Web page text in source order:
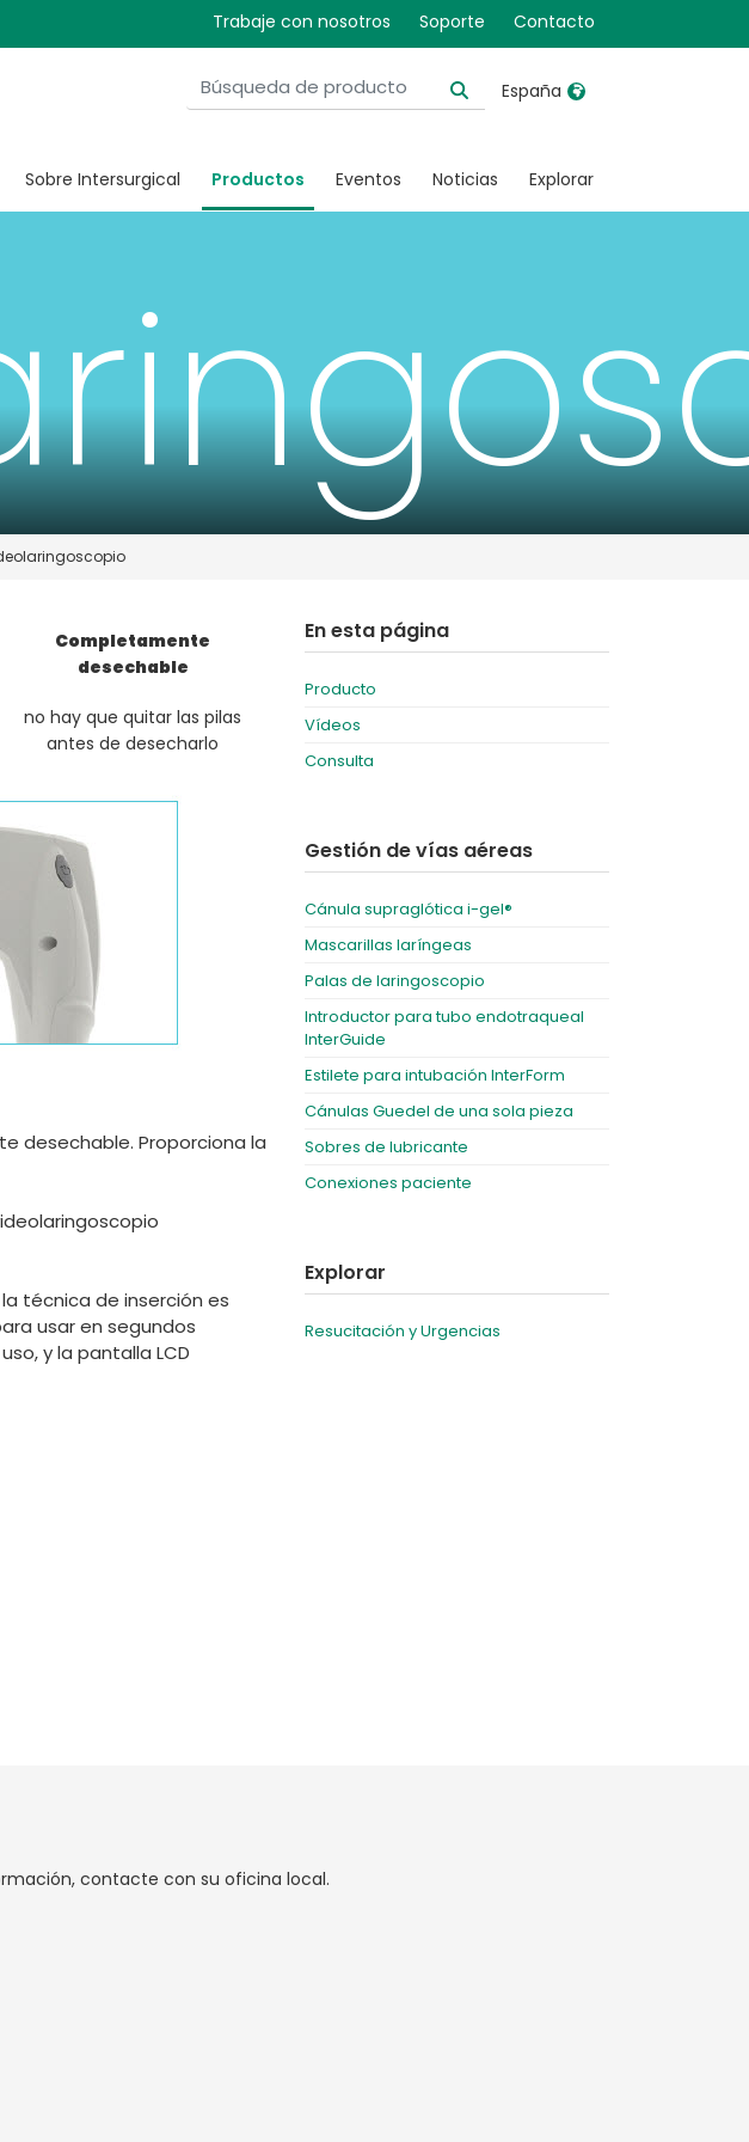
Trabaje con nosotros Soporte Contacto
España
United States
Canada, English
Canada, Français
Colombia
Denmark
France
Italia
Mexico
Nederlands
Norway
Russia
International English
Sobre Intersurgical Productos Eventos Noticias Explorar
Completamente
desechable
no hay que quitar las pilas
antes de desecharlo
desechable. Proporciona la
técnica de inserción es
usar en segundos
y la pantalla LCD
En esta página
Producto
Vídeos
Consulta
Gestión de vías aéreas
Cánula supraglótica i-gel®
Mascarillas laríngeas
Palas de laringoscopio
Introductor para tubo endotraqueal
InterGuide
Estilete para intubación InterForm
Cánulas Guedel de una sola pieza
Sobres de lubricante
Conexiones paciente
Explorar
Resucitación y Urgencias
contacte con su oficina local.